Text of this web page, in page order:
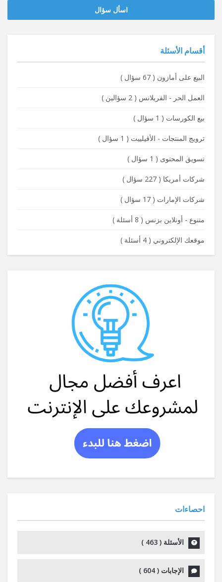
‫‫اسأل سؤال
أقسام الأسئلة
البيع على أمازون ( 67 سؤال )
العمل الحر - الفريلانس ( 2 سؤالين )
بيع الكورسات ( 1 سؤال )
ترويج المنتجات - الأفيلييت ( 1 سؤال )
تسويق المحتوى ( 1 سؤال )
شركات أمريكا ( 227 سؤال )
شركات الإمارات ( 17 سؤال )
متنوع - أونلاين بزنس ( 8 أسئلة )
موقعك الإلكتروني ( 4 أسئلة )
احصاءات
الأسئلة ( 463
)
الإجابات ( 604
)